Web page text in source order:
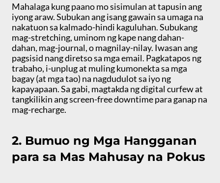
Mahalaga kung paano mo sisimulan at tapusin ang
iyong araw. Subukan ang isang gawain sa umaga na
nakatuon sa kalmado-hindi kaguluhan. Subukang
mag-stretching, uminom ng kape nang dahan-
dahan, mag-journal, o magnilay-nilay. Iwasan ang
pagsisid nang diretso sa mga email. Pagkatapos ng
trabaho, i-unplug at muling kumonekta sa mga
bagay (at mga tao) na nagdudulot sa iyo ng
kapayapaan. Sa gabi, magtakda ng digital curfew at
tangkilikin ang screen-free downtime para ganap na
mag-recharge.
2. Bumuo ng Mga Hangganan
para sa Mas Mahusay na Pokus